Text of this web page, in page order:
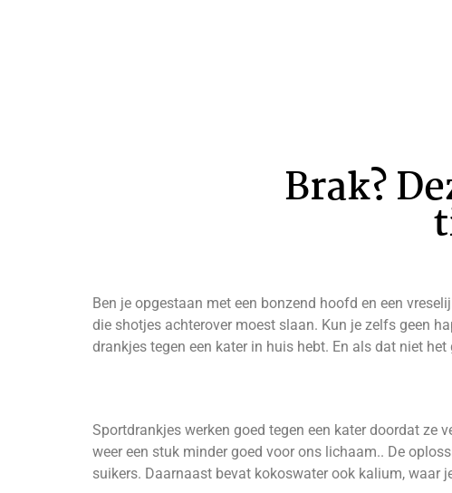
Brak?
Ben je opgestaan met een bonzend hoofd en een
die shotjes achterover moest slaan. Kun je zelfs geen
drankjes tegen een kater in huis hebt. En als dat niet
Sportdrankjes werken goed tegen een kater doordat ze
weer een stuk minder goed voor ons lichaam.. De
suikers. Daarnaast bevat kokoswater ook kalium, waar